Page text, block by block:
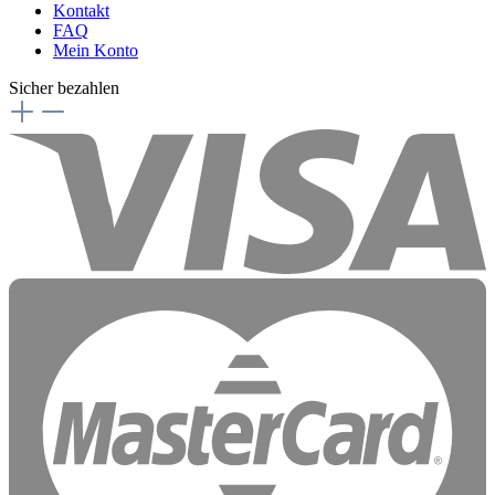
Kontakt
FAQ
Mein Konto
Sicher bezahlen